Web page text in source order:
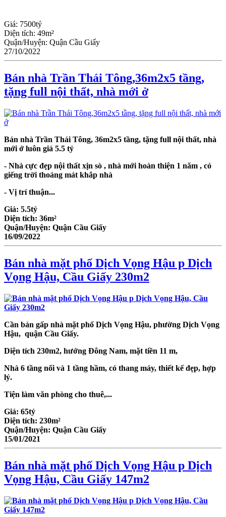
Giá: 7500tỷ
Diện tích: 49m²
Quận/Huyện: Quận Cầu Giấy
27/10/2022
Bán nhà Trần Thái Tông,36m2x5 tầng,
tặng full nội thất, nhà mới ở
Bán nhà Trần Thái Tông, 36m2x5 tầng, tặng full nội thất, nhà
mới ở luôn giá 5.5 tỷ
- Nhà cực đẹp nội thất xịn sò , nhà mới hoàn thiện 1 năm , có
giếng trời thoáng mát khắp nhà
- Vị trí thuận...
Giá: 5.5tỷ
Diện tích: 36m²
Quận/Huyện: Quận Cầu Giấy
16/09/2022
Bán nhà mặt phố Dịch Vọng Hậu p Dịch
Vọng Hậu, Cầu Giấy 230m2
Cần bán gấp nhà mặt phố Dịch Vọng Hậu, phường Dịch Vọng
Hậu, quận Cầu Giấy.
Diện tích 230m2, hướng Đông Nam, mặt tiền 11 m,
Nhà 6 tầng nổi và 1 tầng hầm, có thang máy, thiết kế đẹp, hợp
lý.
Tiện làm văn phòng cho thuê,...
Giá: 65tỷ
Diện tích: 230m²
Quận/Huyện: Quận Cầu Giấy
15/01/2021
Bán nhà mặt phố Dịch Vọng Hậu p Dịch
Vọng Hậu, Cầu Giấy 147m2